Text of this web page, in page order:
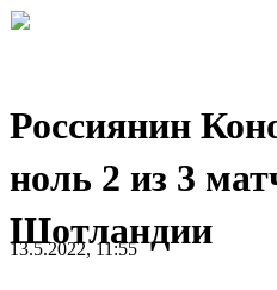
Россиянин
ноль 2 из 3
Шотландии
13.5.2022, 11:55